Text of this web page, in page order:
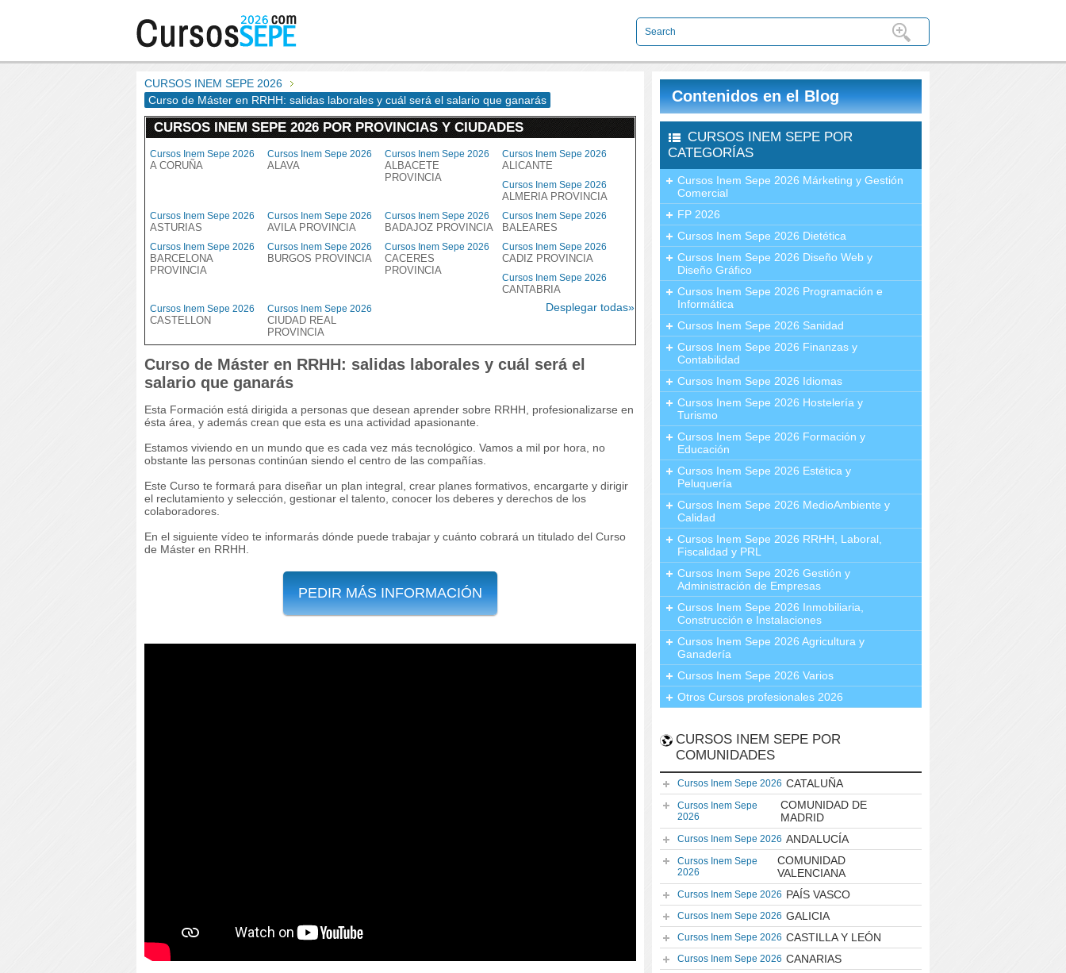
CURSOS INEM SEPE 2026
Curso de Máster en RRHH: salidas laborales y cuál será el salario que ganarás
CURSOS INEM SEPE 2026 POR PROVINCIAS Y CIUDADES
Cursos Inem Sepe 2026
A CORUÑA
Cursos Inem Sepe 2026
ALAVA
Cursos Inem Sepe 2026
ALBACETE
PROVINCIA
Cursos Inem Sepe 2026
ALICANTE
Cursos Inem Sepe 2026
ALMERIA PROVINCIA
Cursos Inem Sepe 2026
ASTURIAS
Cursos Inem Sepe 2026
AVILA PROVINCIA
Cursos Inem Sepe 2026
BADAJOZ PROVINCIA
Cursos Inem Sepe 2026
BALEARES
Cursos Inem Sepe 2026
BARCELONA
PROVINCIA
Cursos Inem Sepe 2026
BURGOS PROVINCIA
Cursos Inem Sepe 2026
CACERES
PROVINCIA
Cursos Inem Sepe 2026
CADIZ PROVINCIA
Cursos Inem Sepe 2026
CANTABRIA
Cursos Inem Sepe 2026
CASTELLON
Cursos Inem Sepe 2026
CIUDAD REAL
PROVINCIA
Desplegar todas»
Curso de Máster en RRHH: salidas laborales y cuál será el
salario que ganarás
Esta Formación está dirigida a personas que desean aprender sobre RRHH, profesionalizarse en
ésta área, y además crean que esta es una actividad apasionante.
Estamos viviendo en un mundo que es cada vez más tecnológico. Vamos a mil por hora, no
obstante las personas continúan siendo el centro de las compañías.
Este Curso te formará para diseñar un plan integral, crear planes formativos, encargarte y dirigir
el reclutamiento y selección, gestionar el talento, conocer los deberes y derechos de los
colaboradores.
En el siguiente vídeo te informarás dónde puede trabajar y cuánto cobrará un titulado del Curso
de Máster en RRHH.
PEDIR MÁS INFORMACIÓN
Contenidos en el Blog
CURSOS INEM SEPE POR
CATEGORÍAS
Cursos Inem Sepe 2026 Márketing y Gestión
Comercial
FP 2026
Cursos Inem Sepe 2026 Dietética
Cursos Inem Sepe 2026 Diseño Web y
Diseño Gráfico
Cursos Inem Sepe 2026 Programación e
Informática
Cursos Inem Sepe 2026 Sanidad
Cursos Inem Sepe 2026 Finanzas y
Contabilidad
Cursos Inem Sepe 2026 Idiomas
Cursos Inem Sepe 2026 Hostelería y
Turismo
Cursos Inem Sepe 2026 Formación y
Educación
Cursos Inem Sepe 2026 Estética y
Peluquería
Cursos Inem Sepe 2026 MedioAmbiente y
Calidad
Cursos Inem Sepe 2026 RRHH, Laboral,
Fiscalidad y PRL
Cursos Inem Sepe 2026 Gestión y
Administración de Empresas
Cursos Inem Sepe 2026 Inmobiliaria,
Construcción e Instalaciones
Cursos Inem Sepe 2026 Agricultura y
Ganadería
Cursos Inem Sepe 2026 Varios
Otros Cursos profesionales 2026
CURSOS INEM SEPE POR
COMUNIDADES
Cursos Inem Sepe 2026 CATALUÑA
Cursos Inem Sepe
2026
COMUNIDAD DE
MADRID
Cursos Inem Sepe 2026 ANDALUCÍA
Cursos Inem Sepe
2026
COMUNIDAD
VALENCIANA
Cursos Inem Sepe 2026 PAÍS VASCO
Cursos Inem Sepe 2026 GALICIA
Cursos Inem Sepe 2026 CASTILLA Y LEÓN
Cursos Inem Sepe 2026 CANARIAS